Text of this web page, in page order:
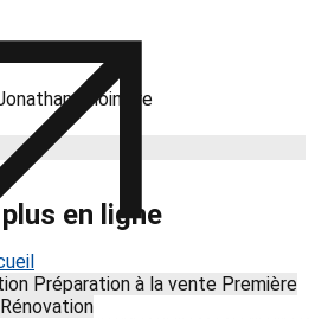
Choinière
en ligne
Préparation à la vente Première
Rénovation